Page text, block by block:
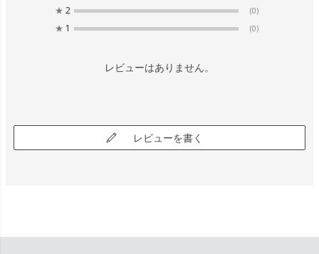
★ 2 (0)
★ 1 (0)
レビューはありません。
レビューを書く